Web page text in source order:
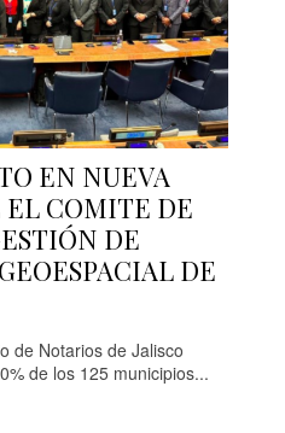
EN NUEVA
EL COMITE DE
DE
DE
de Notarios de Jalisco
de los 125 municipios...